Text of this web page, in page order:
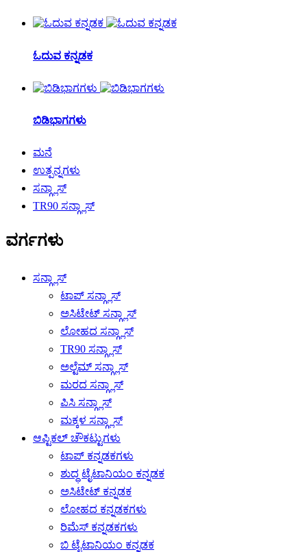
ಓದುವ ಕನ್ನಡಕ
ಬಿಡಿಭಾಗಗಳು
ಮನೆ
ಉತ್ಪನ್ನಗಳು
ಸನ್ಗ್ಲಾಸ್
TR90 ಸನ್ಗ್ಲಾಸ್
ವರ್ಗಗಳು
ಸನ್ಗ್ಲಾಸ್
ಟಾಪ್ ಸನ್ಗ್ಲಾಸ್
ಅಸಿಟೇಟ್ ಸನ್ಗ್ಲಾಸ್
ಲೋಹದ ಸನ್ಗ್ಲಾಸ್
TR90 ಸನ್ಗ್ಲಾಸ್
ಅಲ್ಟೆಮ್ ಸನ್ಗ್ಲಾಸ್
ಮರದ ಸನ್ಗ್ಲಾಸ್
ಪಿಸಿ ಸನ್ಗ್ಲಾಸ್
ಮಕ್ಕಳ ಸನ್ಗ್ಲಾಸ್
ಆಪ್ಟಿಕಲ್ ಚೌಕಟ್ಟುಗಳು
ಟಾಪ್ ಕನ್ನಡಕಗಳು
ಶುದ್ಧ ಟೈಟಾನಿಯಂ ಕನ್ನಡಕ
ಅಸಿಟೇಟ್ ಕನ್ನಡಕ
ಲೋಹದ ಕನ್ನಡಕಗಳು
ರಿಮೆಸ್ ಕನ್ನಡಕಗಳು
ಬಿ ಟೈಟಾನಿಯಂ ಕನ್ನಡಕ